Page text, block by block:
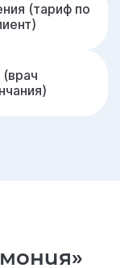
(тариф по